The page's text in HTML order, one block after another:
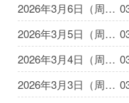
2026年3月6日（周五）教学检...
2026年3月5日（周四）教学检...
2026年3月4日（周三）教学检...
2026年3月3日（周二）教学检...